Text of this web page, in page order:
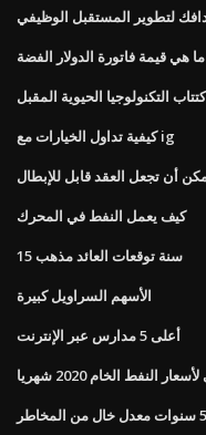
لتطوير المستقبل الوظيفي
ما هي قيمة فاتورة الدولار الفضة
التكنولوجيا الحيوية المقبل
كيفية تداول الخيارات مع ig
أن تجعل العقد قابل للإبطال
كيف يعمل النفط في المحرك
15 سنة توقعات العائد مذهب
الأسهم السراويل كبيرة
أعلى 5 مدارس عبر الإنترنت
النفط الخام 2020 شهريا